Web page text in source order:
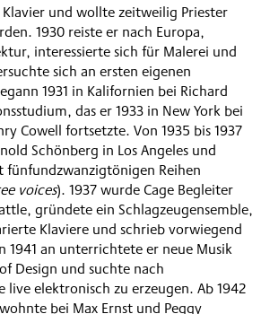
und wollte zeitweilig Priester
1930 reiste er nach Europa,
interessierte sich für Malerei und
sich an ersten eigenen
1931 in Kalifornien bei Richard
das er 1933 in New York bei
Cowell fortsetzte. Von 1935 bis 1937
Schönberg in Los Angeles und
Reihen
voices). 1937 wurde Cage Begleiter
gründete ein Schlagzeugensemble,
Klaviere und schrieb vorwiegend
1941 an unterrichtete er neue Musik
Design und suchte nach
live elektronisch zu erzeugen. Ab 1942
bei Max Ernst und Peggy